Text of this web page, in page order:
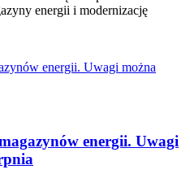
energii i modernizację
energii. Uwagi